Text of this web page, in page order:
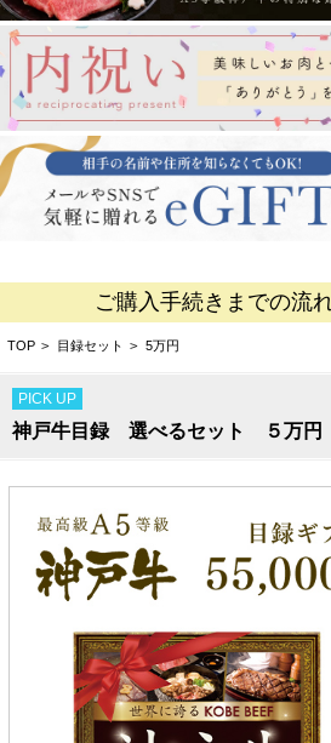
ご購入手続きまでの流
TOP > 目録セット > 5万円
PICK UP
神戸牛目録 選べるセット ５万円